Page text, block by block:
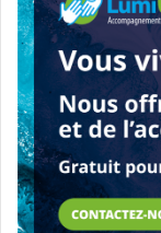
également vous
site qui sont
midi, soit en
90 minutes et
personne reliée
toutes les
Je vous invite